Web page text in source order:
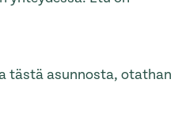
tästä asunnosta, otathan